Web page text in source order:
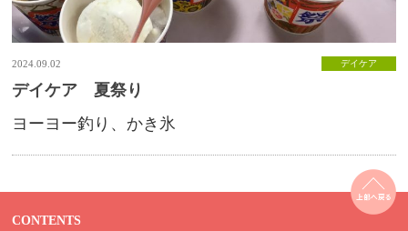
2024.09.02 デイケア
デイケア 夏祭り
ヨーヨー釣り、かき氷
CONTENTS